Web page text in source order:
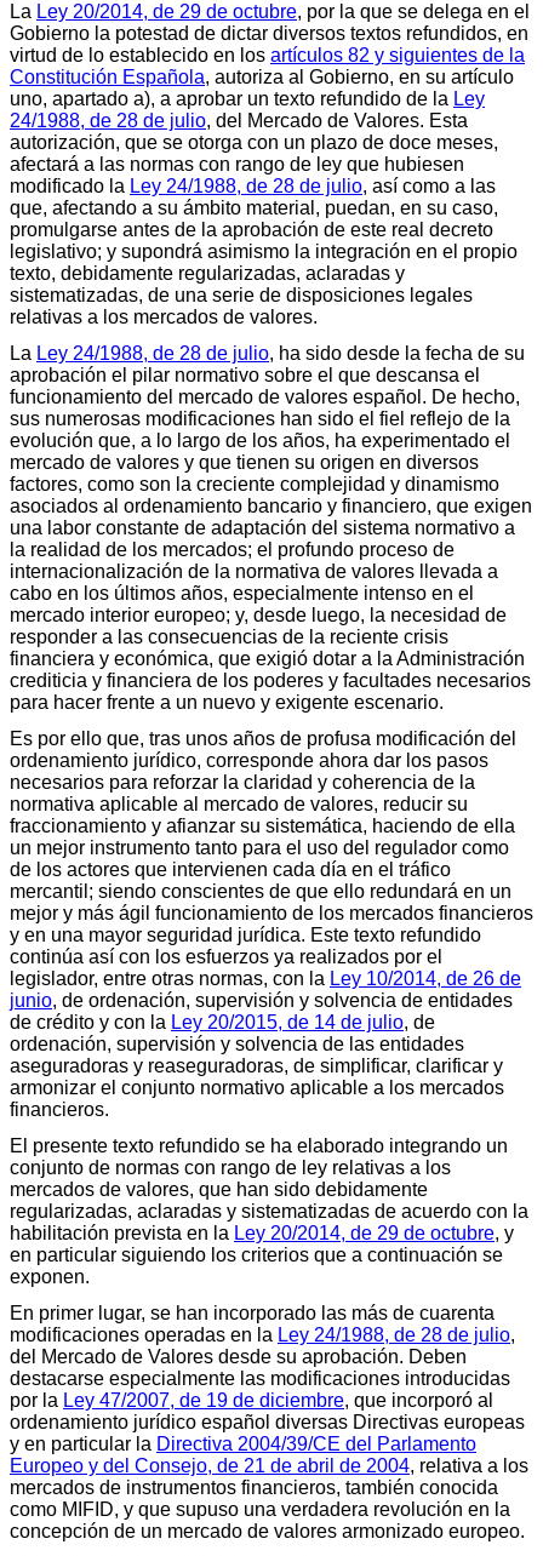
La Ley 20/2014, de 29 de octubre, por la que se delega en el
Gobierno la potestad de dictar diversos textos refundidos, en
virtud de lo establecido en los artículos 82 y siguientes de la
Constitución Española, autoriza al Gobierno, en su artículo
uno, apartado a), a aprobar un texto refundido de la Ley
24/1988, de 28 de julio, del Mercado de Valores. Esta
autorización, que se otorga con un plazo de doce meses,
afectará a las normas con rango de ley que hubiesen
modificado la Ley 24/1988, de 28 de julio, así como a las
que, afectando a su ámbito material, puedan, en su caso,
promulgarse antes de la aprobación de este real decreto
legislativo; y supondrá asimismo la integración en el propio
texto, debidamente regularizadas, aclaradas y
sistematizadas, de una serie de disposiciones legales
relativas a los mercados de valores.
La Ley 24/1988, de 28 de julio, ha sido desde la fecha de su
aprobación el pilar normativo sobre el que descansa el
funcionamiento del mercado de valores español. De hecho,
sus numerosas modificaciones han sido el fiel reflejo de la
evolución que, a lo largo de los años, ha experimentado el
mercado de valores y que tienen su origen en diversos
factores, como son la creciente complejidad y dinamismo
asociados al ordenamiento bancario y financiero, que exigen
una labor constante de adaptación del sistema normativo a
la realidad de los mercados; el profundo proceso de
internacionalización de la normativa de valores llevada a
cabo en los últimos años, especialmente intenso en el
mercado interior europeo; y, desde luego, la necesidad de
responder a las consecuencias de la reciente crisis
financiera y económica, que exigió dotar a la Administración
crediticia y financiera de los poderes y facultades necesarios
para hacer frente a un nuevo y exigente escenario.
Es por ello que, tras unos años de profusa modificación del
ordenamiento jurídico, corresponde ahora dar los pasos
necesarios para reforzar la claridad y coherencia de la
normativa aplicable al mercado de valores, reducir su
fraccionamiento y afianzar su sistemática, haciendo de ella
un mejor instrumento tanto para el uso del regulador como
de los actores que intervienen cada día en el tráfico
mercantil; siendo conscientes de que ello redundará en un
mejor y más ágil funcionamiento de los mercados financieros
y en una mayor seguridad jurídica. Este texto refundido
continúa así con los esfuerzos ya realizados por el
legislador, entre otras normas, con la Ley 10/2014, de 26 de
junio, de ordenación, supervisión y solvencia de entidades
de crédito y con la Ley 20/2015, de 14 de julio, de
ordenación, supervisión y solvencia de las entidades
aseguradoras y reaseguradoras, de simplificar, clarificar y
armonizar el conjunto normativo aplicable a los mercados
financieros.
El presente texto refundido se ha elaborado integrando un
conjunto de normas con rango de ley relativas a los
mercados de valores, que han sido debidamente
regularizadas, aclaradas y sistematizadas de acuerdo con la
habilitación prevista en la Ley 20/2014, de 29 de octubre, y
en particular siguiendo los criterios que a continuación se
exponen.
En primer lugar, se han incorporado las más de cuarenta
modificaciones operadas en la Ley 24/1988, de 28 de julio,
del Mercado de Valores desde su aprobación. Deben
destacarse especialmente las modificaciones introducidas
por la Ley 47/2007, de 19 de diciembre, que incorporó al
ordenamiento jurídico español diversas Directivas europeas
y en particular la Directiva 2004/39/CE del Parlamento
Europeo y del Consejo, de 21 de abril de 2004, relativa a los
mercados de instrumentos financieros, también conocida
como MIFID, y que supuso una verdadera revolución en la
concepción de un mercado de valores armonizado europeo.